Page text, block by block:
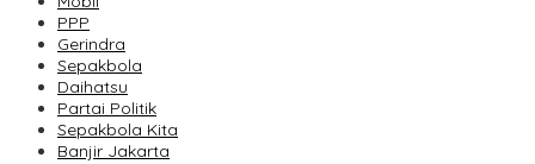
PPP
Gerindra
Sepakbola
Daihatsu
Partai Politik
Sepakbola Kita
Banjir Jakarta